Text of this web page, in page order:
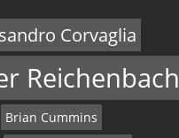
Corvaglia
Reichenbach
Brian Cummins